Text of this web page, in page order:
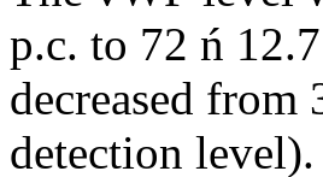
p.c. to 72 ń
decreased
detection